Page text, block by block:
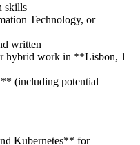
skills
Technology, or
written
hybrid work in **Lisbon, 1
(including potential
Kubernetes** for